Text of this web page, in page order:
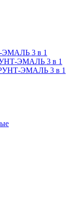
3 в 1
ЭМАЛЬ 3 в 1
ЭМАЛЬ 3 в 1